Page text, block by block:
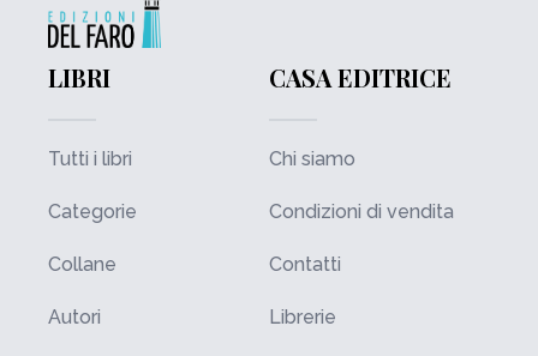
LIBRI
Tutti i libri
Categorie
Collane
Autori
CASA EDITRICE
Chi siamo
Condizioni di vendita
Contatti
Librerie